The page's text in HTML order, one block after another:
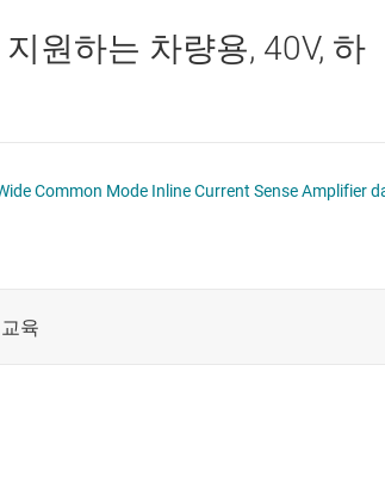
원하는 차량용, 40V, 하
Driver With Wide Common Mode Inline Current Sense